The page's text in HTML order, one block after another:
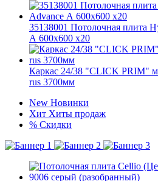
35138001 Потолочная плита
А 600x600 x20
Каркас 24/38 "CLICK PRIM"
rus 3700мм
New Новинки
Хит Хиты продаж
% Скидки